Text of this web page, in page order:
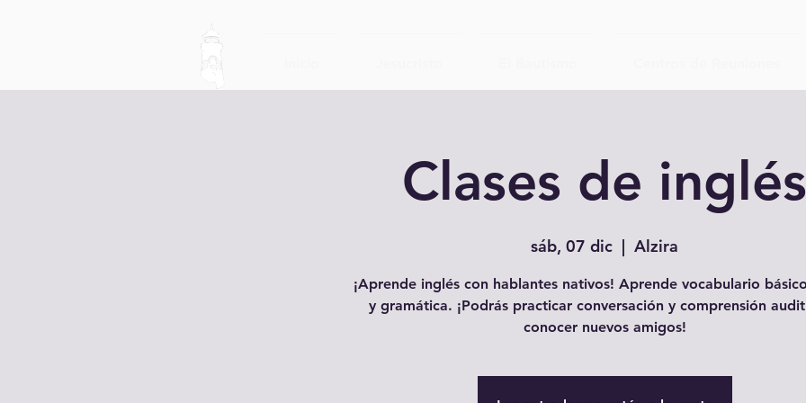
Clases de inglés
sáb, 07 dic
  |
Alzira
¡Aprende inglés con hablantes nativos! Aprende vocabulario
y gramática. ¡Podrás practicar conversación y comprensión
conocer nuevos amigos!